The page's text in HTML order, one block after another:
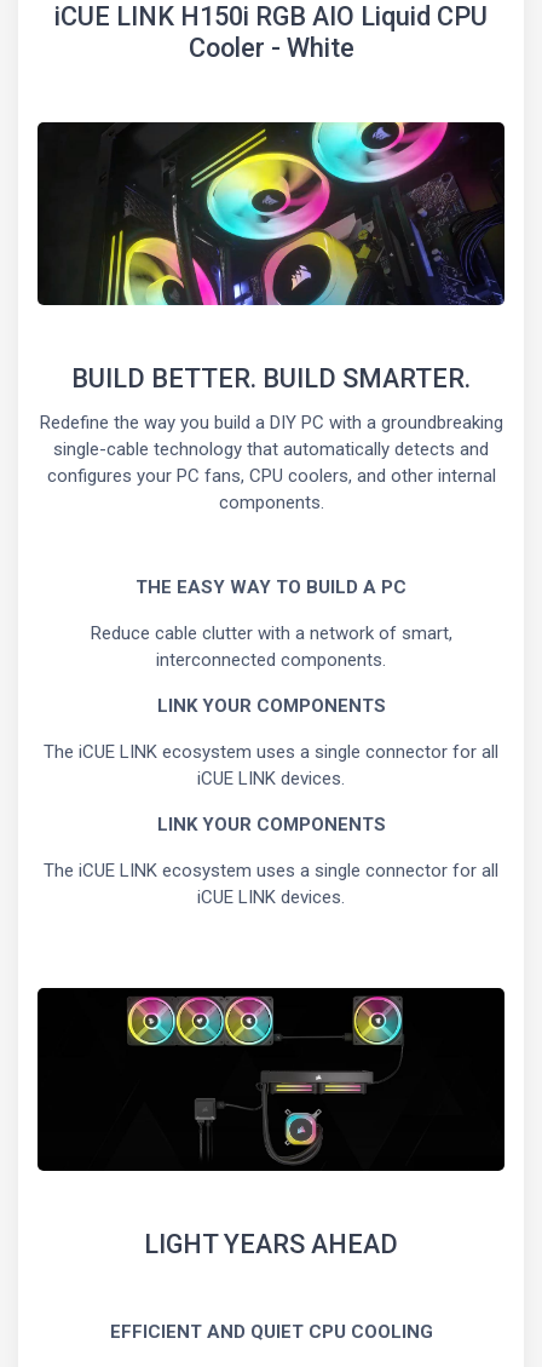
iCUE LINK H150i RGB AIO Liquid CPU
Cooler - White
BUILD BETTER. BUILD SMARTER.
Redefine the way you build a DIY PC with a groundbreaking
single-cable technology that automatically detects and
configures your PC fans, CPU coolers, and other internal
components.
THE EASY WAY TO BUILD A PC
Reduce cable clutter with a network of smart,
interconnected components.
LINK YOUR COMPONENTS
The iCUE LINK ecosystem uses a single connector for all
iCUE LINK devices.
LINK YOUR COMPONENTS
The iCUE LINK ecosystem uses a single connector for all
iCUE LINK devices.
LIGHT YEARS AHEAD
EFFICIENT AND QUIET CPU COOLING